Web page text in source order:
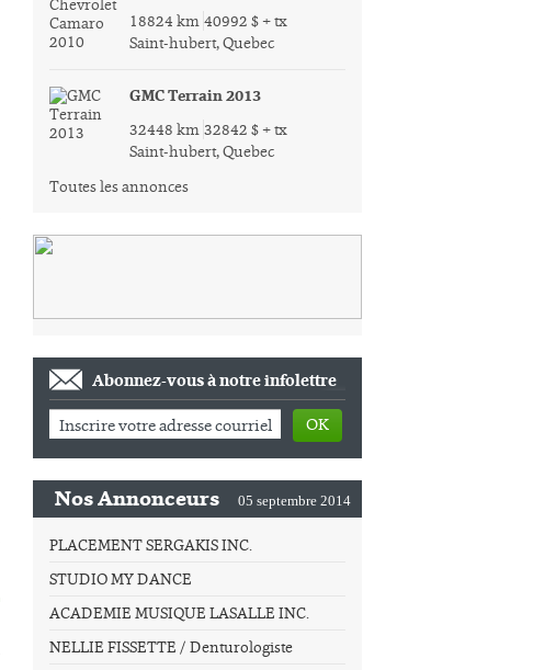
18824 km 40992 $ + tx
Saint-hubert, Quebec
GMC Terrain 2013
32448 km 32842 $ + tx
Saint-hubert, Quebec
Toutes les annonces
Abonnez-vous à notre infolettre
OK
Nos Annonceurs 05 septembre 2014
PLACEMENT SERGAKIS INC.
STUDIO MY DANCE
ACADEMIE MUSIQUE LASALLE INC.
NELLIE FISSETTE / Denturologiste